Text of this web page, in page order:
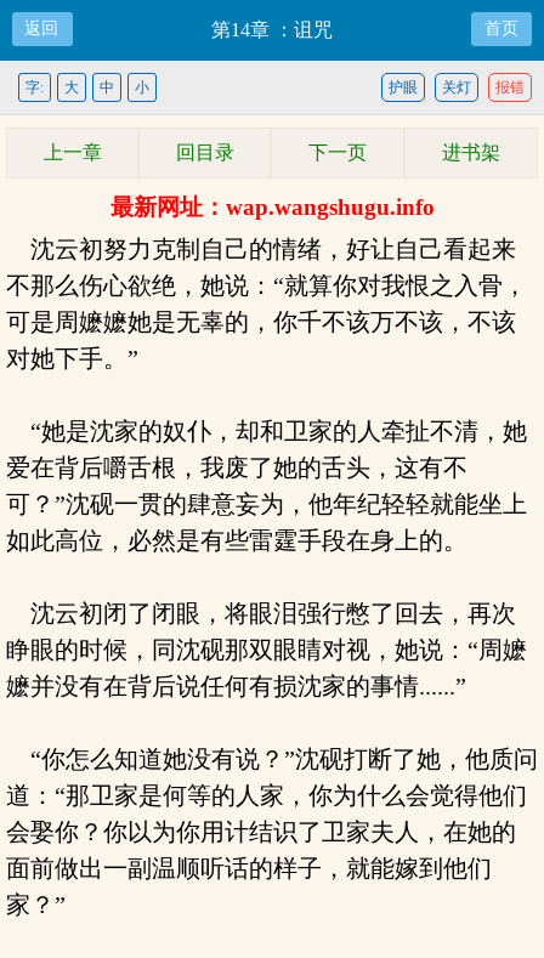
返回 第14章 ：诅咒 首页
报错
关灯
护眼
字: 大 中 小
上一章 回目录 下一页 进书架
最新网址：wap.wangshugu.info
沈云初努力克制自己的情绪，好让自己看起来
不那么伤心欲绝，她说：“就算你对我恨之入骨，
可是周嬷嬷她是无辜的，你千不该万不该，不该
对她下手。”
“她是沈家的奴仆，却和卫家的人牵扯不清，她
爱在背后嚼舌根，我废了她的舌头，这有不
可？”沈砚一贯的肆意妄为，他年纪轻轻就能坐上
如此高位，必然是有些雷霆手段在身上的。
沈云初闭了闭眼，将眼泪强行憋了回去，再次
睁眼的时候，同沈砚那双眼睛对视，她说：“周嬷
嬷并没有在背后说任何有损沈家的事情......”
“你怎么知道她没有说？”沈砚打断了她，他质问
道：“那卫家是何等的人家，你为什么会觉得他们
会娶你？你以为你用计结识了卫家夫人，在她的
面前做出一副温顺听话的样子，就能嫁到他们
家？”